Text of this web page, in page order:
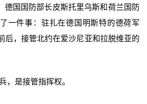
德国国防部长皮斯托里乌斯和荷兰国防
一件事：驻扎在德国明斯特的德荷军
后，接管北约在爱沙尼亚和拉脱维亚的
，是接管指挥权。